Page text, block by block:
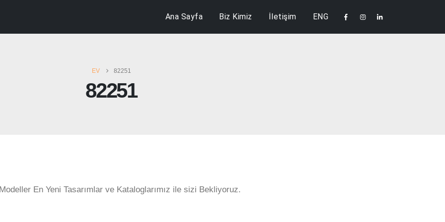
Ana Sayfa Biz Kimiz İletişim ENG
EV 82251
82251
En Yeni Tasarımlar ve Kataloglarımız ile sizi Bekliyoruz.